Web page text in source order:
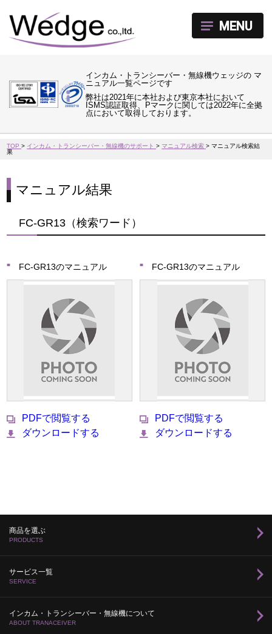
インカム・トランシーバー・無線機ウェッジの マ
ニュアル一覧ページです
弊社は2021年に本社および東京本社において
ISMS認証取得、Pマークに関しては2022年に全拠
点において取得しております。
MENU
TOP> インカム・トランシーバー・無線機のサポート>マニュアル検索>マニュアル検索結
果
マニュアル結果
FC-GR13（検索ワード）
FC-GR13のマニュアル
PDFで閲覧する
ダウンロードする
FC-GR13のマニュアル
PDFで閲覧する
ダウンロードする
商品を選ぶ
PRODUCTS
サービス一覧
SERVICE
インカム・トランシーバー・無線機について
ABOUT TRANACEIVER